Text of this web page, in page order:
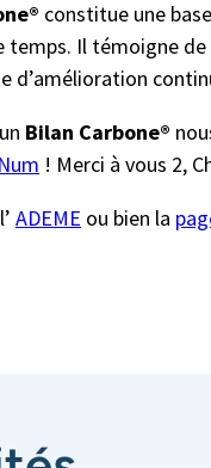
constitue une
temps. Il témoigne
d’amélioration
Bilan Carbone®
! Merci à vous 2,
ADEME ou bien la